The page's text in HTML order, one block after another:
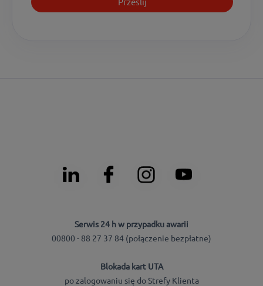
Serwis 24 h w przypadku awarii
00800 - 88 27 37 84 (połączenie bezpłatne)
Blokada kart UTA
po zalogowaniu się do Strefy Klienta